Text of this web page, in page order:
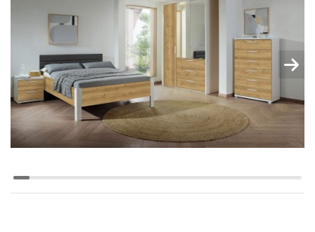
SALE
Polsterplaner
Möbel-
Konfigurator
0%
Finanzierung